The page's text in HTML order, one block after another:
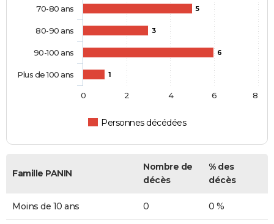
5
3
6
1
Personnes décédées
70-80 ans
80-90 ans
90-100 ans
Plus de 100 ans
0 2 4 6 8
Famille PANIN
Nombre de
décès
% des
décès
Moins de 10 ans 0 0 %